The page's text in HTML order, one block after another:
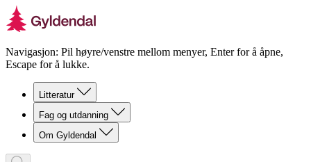
Navigasjon: Pil høyre/venstre mellom menyer, Enter for å åpne,
Escape for å lukke.
Litteratur
Fag og utdanning
Om Gyldendal